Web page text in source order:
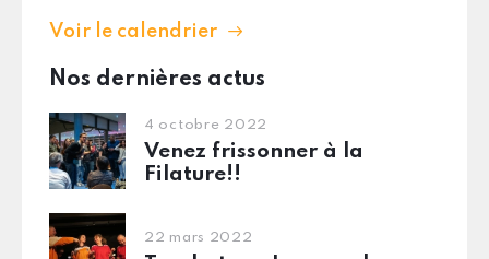
Voir le calendrier
Nos dernières actus
4 octobre 2022
Venez frissonner à la
Filature!!
22 mars 2022